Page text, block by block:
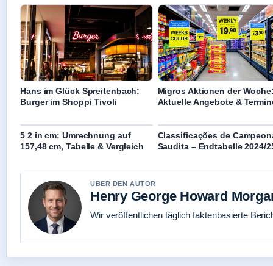
Hans im Glück Spreitenbach:
Burger im Shoppi Tivoli
Migros Aktionen der
Aktuelle Angebote &
5 2 in cm: Umrechnung auf
157,48 cm, Tabelle & Vergleich
Classificações de
Saudita – Endtabelle 2024/
UBER DEN AUTOR
Henry George Howard
Wir veröffentlichen täglich faktenbasierte